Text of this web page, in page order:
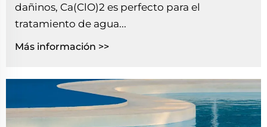
dañinos, Ca(ClO)2 es perfecto para el
tratamiento de agua...
Más información >>